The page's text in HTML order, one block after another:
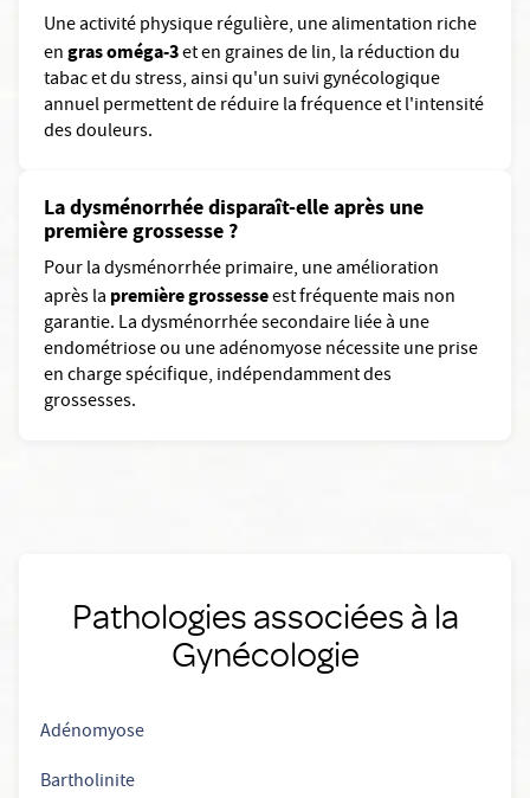
Une activité physique régulière, une alimentation riche
engras oméga-3et engraines de lin, la réduction du
tabac et du stress, ainsi qu'un suivi gynécologique
annuel permettent de réduire la fréquence et l'intensité
des douleurs.
La dysménorrhée disparaît-elle après une
première grossesse ?
Pour la dysménorrhée primaire, une amélioration
après la première grossesseest fréquente mais non
garantie. La dysménorrhée secondaire liée à une
endométriose ou une adénomyose nécessite une prise
en charge spécifique, indépendamment des
grossesses.
Pathologies associées à la
Gynécologie
Adénomyose
Bartholinite